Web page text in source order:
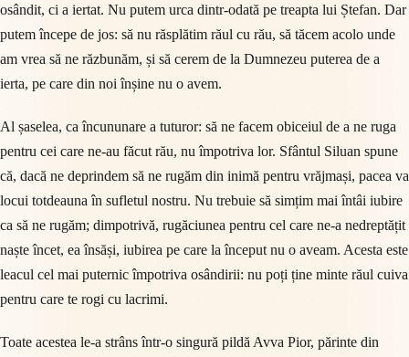
osândit, ci a iertat. Nu putem urca dintr-odată pe treapta lui Ștefan. Dar
putem începe de jos: să nu răsplătim răul cu rău, să tăcem acolo unde
am vrea să ne răzbunăm, și să cerem de la Dumnezeu puterea de a
ierta, pe care din noi înșine nu o avem.
Al șaselea, ca încununare a tuturor: să ne facem obiceiul de a ne ruga
pentru cei care ne-au făcut rău, nu împotriva lor. Sfântul Siluan spune
că, dacă ne deprindem să ne rugăm din inimă pentru vrăjmași, pacea va
locui totdeauna în sufletul nostru. Nu trebuie să simțim mai întâi iubire
ca să ne rugăm; dimpotrivă, rugăciunea pentru cel care ne-a nedreptățit
naște încet, ea însăși, iubirea pe care la început nu o aveam. Acesta este
leacul cel mai puternic împotriva osândirii: nu poți ține minte răul cuiva
pentru care te rogi cu lacrimi.
Toate acestea le-a strâns într-o singură pildă Avva Pior, părinte din